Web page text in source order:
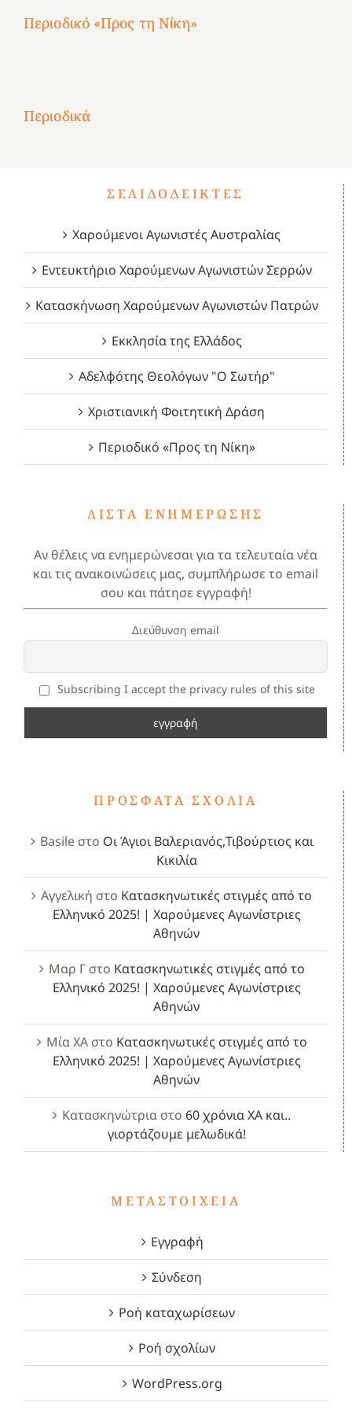
Περιοδικό «Προς τη Νίκη»
Περιοδικά
1821
Δεκέμβριος
2023!
Μάιος
2023!
Μάρτιος
2023!
ΣΕΛΙΔΟΔΕΊΚΤΕΣ
Χαρούμενοι Αγωνιστές Αυστραλίας
Εντευκτήριο Χαρούμενων Αγωνιστών Σερρών
Κατασκήνωση Χαρούμενων Αγωνιστών Πατρών
Εκκλησία της Ελλάδος
Αδελφότης Θεολόγων "Ο Σωτήρ"
Χριστιανική Φοιτητική Δράση
Περιοδικό «Προς τη Νίκη»
ΛΊΣΤΑ ΕΝΗΜΈΡΩΣΗΣ
Αν θέλεις να ενημερώνεσαι για τα τελευταία νέα
και τις ανακοινώσεις μας, συμπλήρωσε το email
σου και πάτησε εγγραφή!
Διεύθυνση email
Subscribing I accept the privacy rules of this site
ΠΡΌΣΦΑΤΑ ΣΧΌΛΙΑ
Basileστο Οι Άγιοι Βαλεριανός,Τιβούρτιος και
Κικιλία
Αγγελική στο Κατασκηνωτικές στιγμές από το
Ελληνικό 2025! | Χαρούμενες Αγωνίστριες
Αθηνών
Μαρ Γστο Κατασκηνωτικές στιγμές από το
Ελληνικό 2025! | Χαρούμενες Αγωνίστριες
Αθηνών
Μία ΧΑστο Κατασκηνωτικές στιγμές από το
Ελληνικό 2025! | Χαρούμενες Αγωνίστριες
Αθηνών
Κατασκηνώτρια στο 60 χρόνια ΧΑ και..
γιορτάζουμε μελωδικά!
ΜΕΤΑΣΤΟΙΧΕΊΑ
Εγγραφή
Σύνδεση
Ροή καταχωρίσεων
Ροή σχολίων
WordPress.org